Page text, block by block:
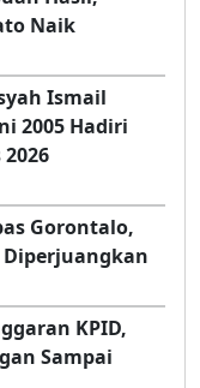
Sawah
Hasil,
Naik
Ismail
2005 Hadiri
Gorontalo,